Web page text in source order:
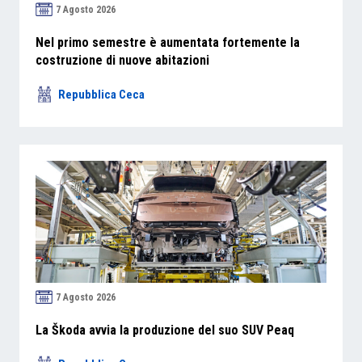
7 Agosto 2026
Nel primo semestre è aumentata fortemente la
costruzione di nuove abitazioni
Repubblica Ceca
7 Agosto 2026
La Škoda avvia la produzione del suo SUV Peaq